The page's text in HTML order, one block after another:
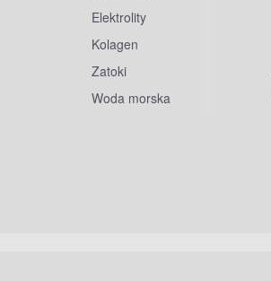
Elektrolity
Kolagen
Zatoki
Woda morska